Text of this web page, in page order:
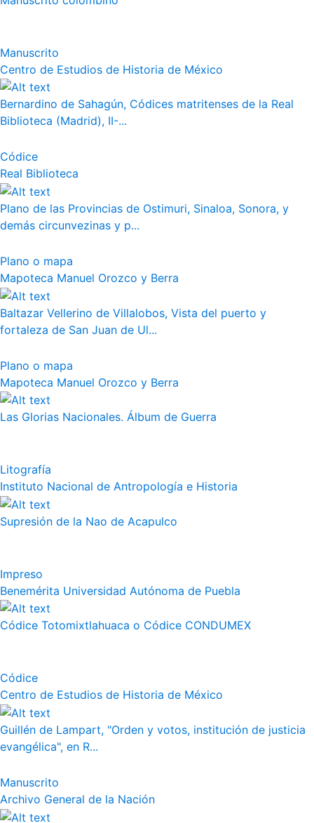
Manuscrito
Centro de Estudios de Historia de México
Bernardino de Sahagún, Códices matritenses de la Real
Biblioteca (Madrid), II-...
Códice
Real Biblioteca
Plano de las Provincias de Ostimuri, Sinaloa, Sonora, y
demás circunvezinas y p...
Plano o mapa
Mapoteca Manuel Orozco y Berra
Baltazar Vellerino de Villalobos, Vista del puerto y
fortaleza de San Juan de Ul...
Plano o mapa
Mapoteca Manuel Orozco y Berra
Las Glorias Nacionales. Álbum de Guerra
Litografía
Instituto Nacional de Antropología e Historia
Supresión de la Nao de Acapulco
Impreso
Benemérita Universidad Autónoma de Puebla
Códice Totomixtlahuaca o Códice CONDUMEX
Códice
Centro de Estudios de Historia de México
Guillén de Lampart, "Orden y votos, institución de justicia
evangélica", en R...
Manuscrito
Archivo General de la Nación